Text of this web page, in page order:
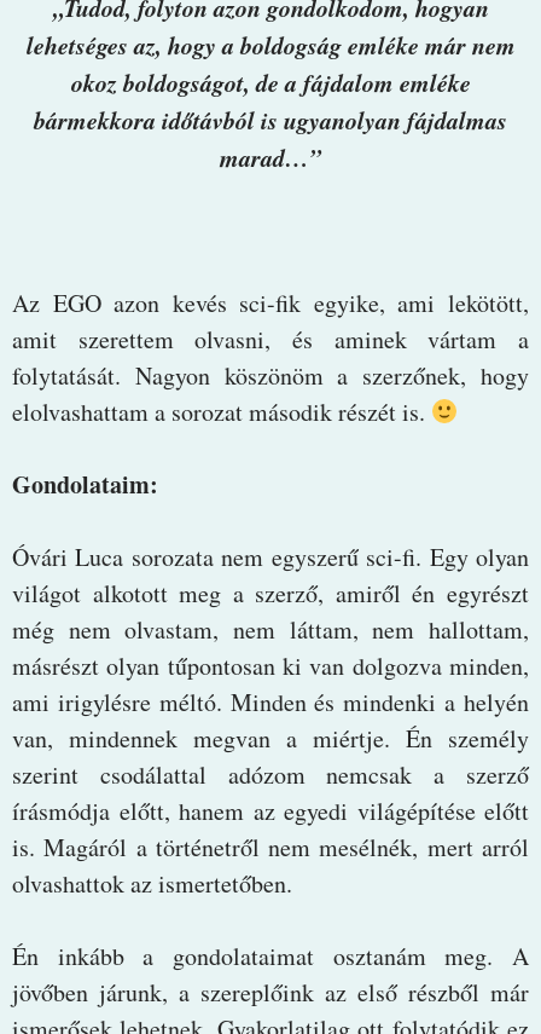
„Tudod, folyton azon gondolkodom, hogyan
lehetséges az, hogy a boldogság emléke már nem
okoz boldogságot, de a fájdalom emléke
bármekkora időtávból is ugyanolyan fájdalmas
marad…”
Az EGO azon kevés sci-fik egyike, ami lekötött,
amit szerettem olvasni, és aminek vártam a
folytatását. Nagyon köszönöm a szerzőnek, hogy
elolvashattam a sorozat második részét is.
Gondolataim:
Óvári Luca sorozata nem egyszerű sci-fi. Egy olyan
világot alkotott meg a szerző, amiről én egyrészt
még nem olvastam, nem láttam, nem hallottam,
másrészt olyan tűpontosan ki van dolgozva minden,
ami irigylésre méltó. Minden és mindenki a helyén
van, mindennek megvan a miértje. Én személy
szerint csodálattal adózom nemcsak a szerző
írásmódja előtt, hanem az egyedi világépítése előtt
is. Magáról a történetről nem mesélnék, mert arról
olvashattok az ismertetőben.
Én inkább a gondolataimat osztanám meg. A
jövőben járunk, a szereplőink az első részből már